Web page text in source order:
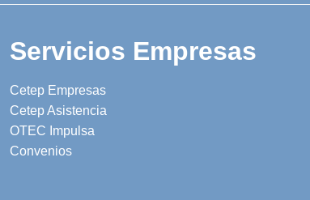
Servicios Empresas
Cetep Empresas
Cetep Asistencia
OTEC Impulsa
Convenios